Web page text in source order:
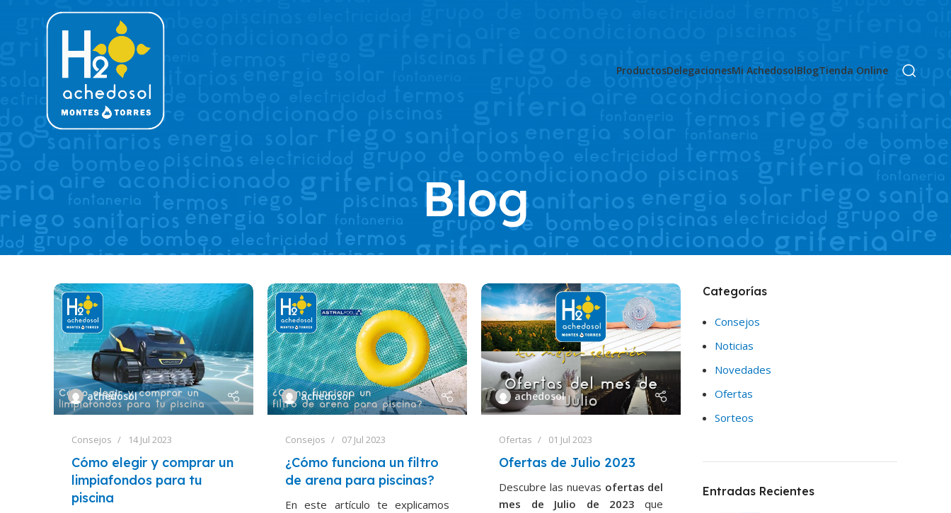
ProductosDelegacionesMi AchedosolBlogTienda Online
Blog
achedosol
Consejos 14 Jul 2023
Cómo elegir y comprar un
limpiafondos para tu
piscina
achedosol
Consejos 07 Jul 2023
¿Cómo funciona un filtro
de arena para piscinas?
En este artículo te explicamos
achedosol
Ofertas 01 Jul 2023
Ofertas de Julio 2023
Descubre las nuevas ofertas del
mes de Julio de 2023 que
Categorías
Consejos
Noticias
Novedades
Ofertas
Sorteos
Entradas Recientes